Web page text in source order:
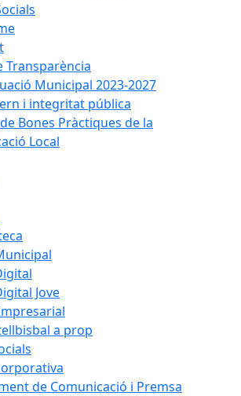
Transparència
Municipal 2023-2027
i integritat pública
Bones Pràctiques de la
Local
Jove
a prop
de Comunicació i Premsa